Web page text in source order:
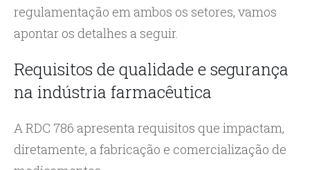
regulamentação em ambos os setores, vamos
apontar os detalhes a seguir.
Requisitos de qualidade e segurança
na indústria farmacêutica
A RDC 786 apresenta requisitos que impactam,
diretamente, a fabricação e comercialização de